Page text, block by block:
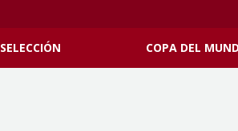
COPA DEL